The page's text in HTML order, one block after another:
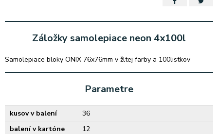
Záložky samolepiace neon 4x100l
Samolepiace bloky ONIX 76x76mm v žltej farby a 100listkov
Parametre
kusov v balení
36
balení v kartóne
12